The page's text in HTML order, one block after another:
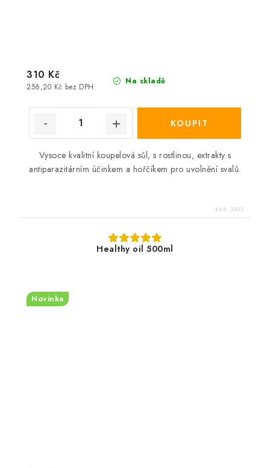
Na skladě
256,20 Kč bez DPH
310 Kč
Vysoce kvalitní koupelová sůl, s rostlinou, extrakty s
antiparazitárním účinkem a hořčíkem pro uvolnění svalů.
Kód: 3452
Healthy oil 500ml
Novinka